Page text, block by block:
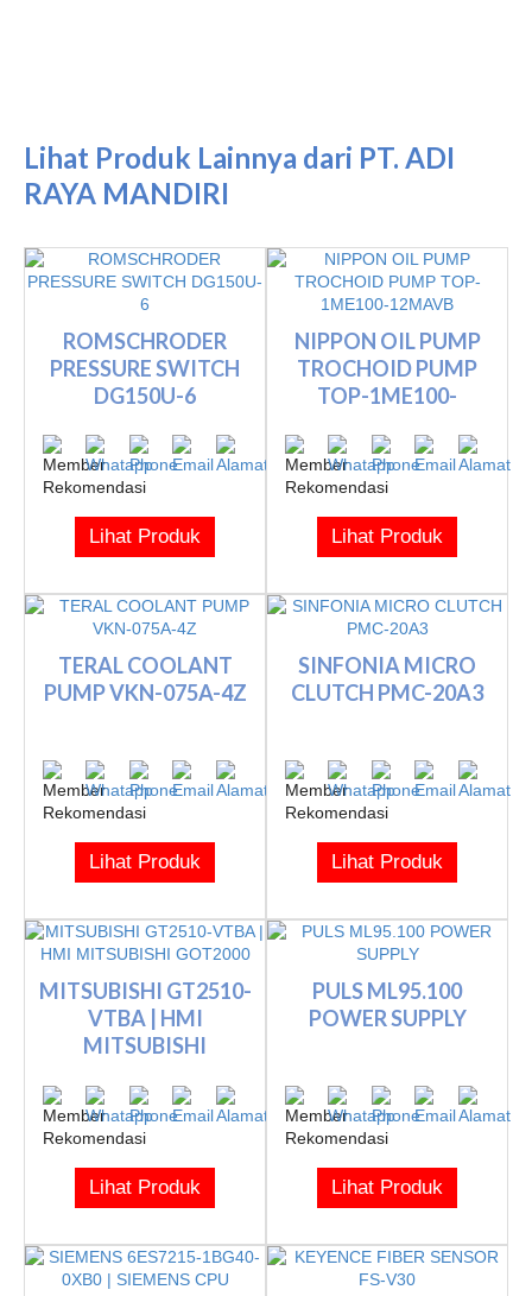
Lihat Produk Lainnya dari PT. ADI
RAYA MANDIRI
ROMSCHRODER
PRESSURE SWITCH
DG150U-6
Lihat Produk
NIPPON OIL PUMP
TROCHOID PUMP
TOP-1ME100-
Lihat Produk
TERAL COOLANT
PUMP VKN-075A-4Z
Lihat Produk
SINFONIA MICRO
CLUTCH PMC-20A3
Lihat Produk
MITSUBISHI GT2510-
VTBA | HMI
MITSUBISHI
Lihat Produk
PULS ML95.100
POWER SUPPLY
Lihat Produk